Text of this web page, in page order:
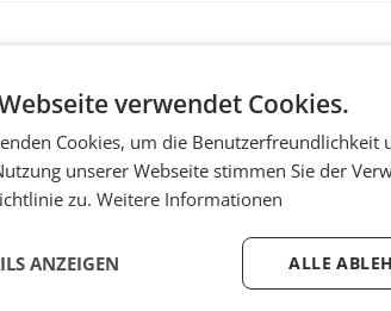
Post:
verwendet Cookies.
Cookies, um die Benutzerfreundlichkeit
unserer Webseite stimmen Sie der
zu. Weitere Informationen
ALLE
ANZEIGEN